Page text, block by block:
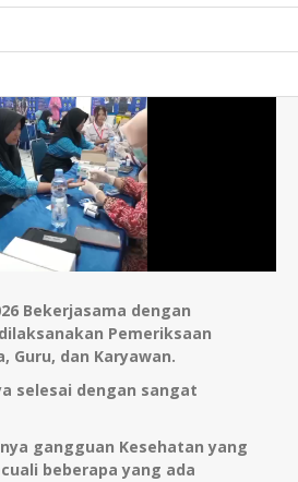
Bekerjasama dengan
Pemeriksaan
Guru, dan Karyawan.
selesai dengan sangat
gangguan Kesehatan yang
beberapa yang ada